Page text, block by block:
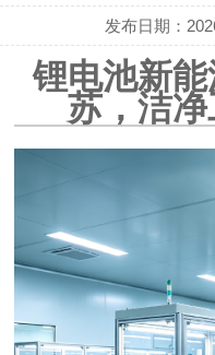
发布日期：
锂电池新
苏，洁